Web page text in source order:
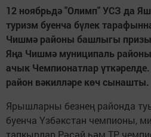
12 но­ябрь­дә "О­лимп" УСЗ да
ту­ризм бу­ен­ча бү­лек
Чиш­мә ра­йо­ны баш­лы­гы
Яңа Чиш­мә му­ни­ци­паль
ачык Чем­пи­о­нат­ларүт­к
ра­йон вә­кил­лә­ре көч сы­наш­ты.
Ярыш­лар­ны без­нең ра­йон­да
бу­ен­ча Үз­бәкс­тан чем­пи­о­ны,